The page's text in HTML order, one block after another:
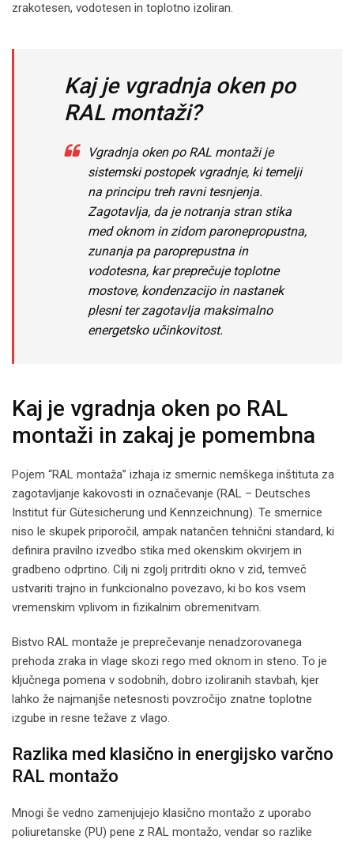
zrakotesen, vodotesen in toplotno izoliran.
Kaj je vgradnja oken po
RAL montaži?
Vgradnja oken po RAL montaži je
sistemski postopek vgradnje, ki temelji
na principu treh ravni tesnjenja.
Zagotavlja, da je notranja stran stika
med oknom in zidom paronepropustna,
zunanja pa paroprepustna in
vodotesna, kar preprečuje toplotne
mostove, kondenzacijo in nastanek
plesni ter zagotavlja maksimalno
energetsko učinkovitost.
Kaj je vgradnja oken po RAL
montaži in zakaj je pomembna
Pojem “RAL montaža” izhaja iz smernic nemškega inštituta za
zagotavljanje kakovosti in označevanje (RAL – Deutsches
Institut für Gütesicherung und Kennzeichnung). Te smernice
niso le skupek priporočil, ampak natančen tehnični standard, ki
definira pravilno izvedbo stika med okenskim okvirjem in
gradbeno odprtino. Cilj ni zgolj pritrditi okno v zid, temveč
ustvariti trajno in funkcionalno povezavo, ki bo kos vsem
vremenskim vplivom in fizikalnim obremenitvam.
Bistvo RAL montaže je preprečevanje nenadzorovanega
prehoda zraka in vlage skozi rego med oknom in steno. To je
ključnega pomena v sodobnih, dobro izoliranih stavbah, kjer
lahko že najmanjše netesnosti povzročijo znatne toplotne
izgube in resne težave z vlago.
Razlika med klasično in energijsko varčno
RAL montažo
Mnogi še vedno zamenjujejo klasično montažo z uporabo
poliuretanske (PU) pene z RAL montažo, vendar so razlike